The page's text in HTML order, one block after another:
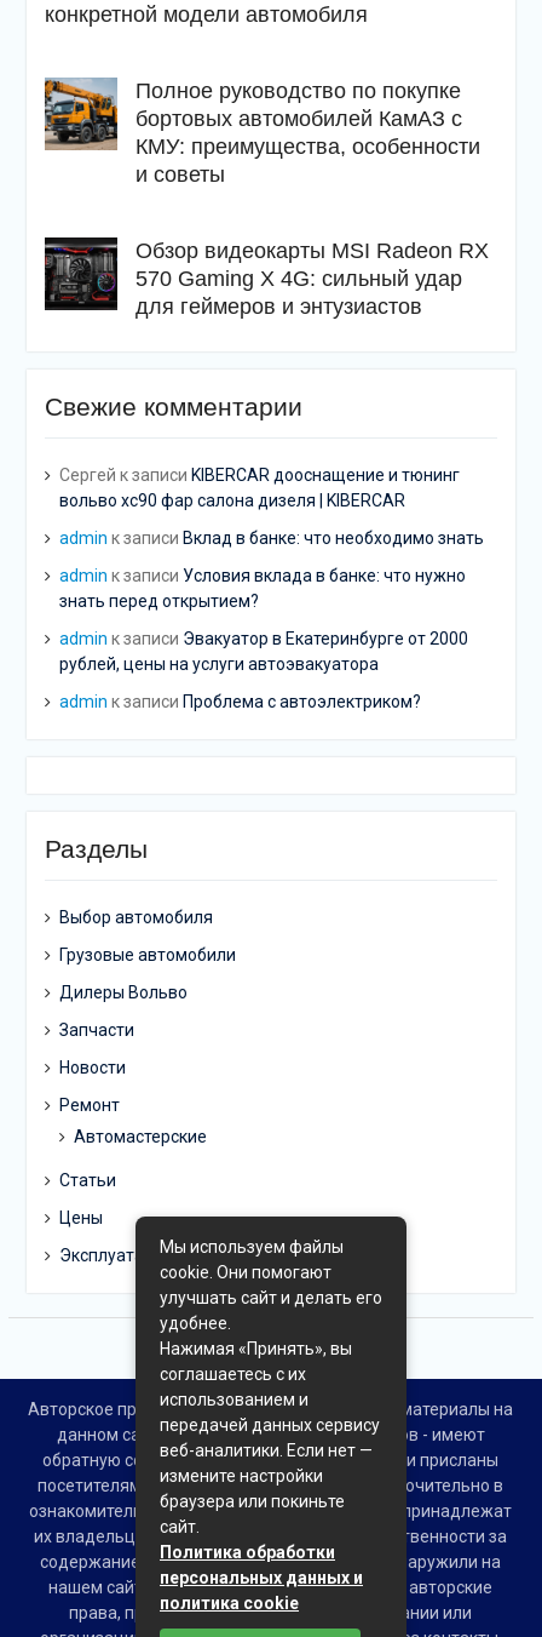
конкретной модели автомобиля
Полное руководство по покупке
бортовых автомобилей КамАЗ с
КМУ: преимущества, особенности
и советы
Обзор видеокарты MSI Radeon RX
570 Gaming X 4G: сильный удар
для геймеров и энтузиастов
Свежие комментарии
Сергей к записи KIBERCAR дооснащение и тюнинг
вольво хс90 фар салона дизеля | KIBERCAR
admin к записи Вклад в банке: что необходимо знать
admin к записи Условия вклада в банке: что нужно
знать перед открытием?
admin к записи Эвакуатор в Екатеринбурге от 2000
рублей, цены на услуги автоэвакуатора
admin к записи Проблема с автоэлектриком?
Разделы
Выбор автомобиля
Грузовые автомобили
Дилеры Вольво
Запчасти
Новости
Ремонт
Автомастерские
Статьи
Цены
Эксплуатация
Авторское право © Все права защищены. Все материалы на
данном сайте взяты из открытых источников - имеют
обратную ссылку на материал в интернете или присланы
посетителями сайта и предоставляются исключительно в
ознакомительных целях. Права на материалы принадлежат
их владельцам. Администрация сайта ответственности за
содержание материала не несет. Если Вы обнаружили на
нашем сайте материалы, которые нарушают авторские
права, принадлежащие Вам, Вашей компании или
Мы используем файлы
cookie. Они помогают
улучшать сайт и делать его
удобнее.
Нажимая «Принять», вы
соглашаетесь с их
использованием и
передачей данных сервису
веб-аналитики. Если нет —
измените настройки
браузера или покиньте
сайт.
Политика обработки
персональных данных и
политика cookie